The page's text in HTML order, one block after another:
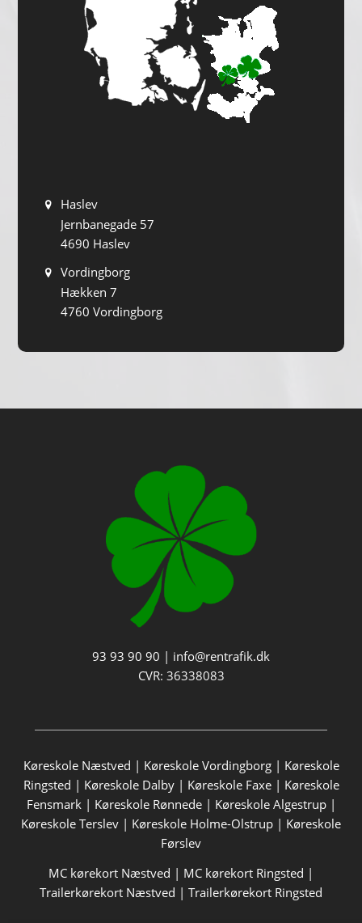
Haslev
Jernbanegade 57
4690 Haslev
Vordingborg
Hækken 7
4760 Vordingborg
93 93 90 90 | info@rentrafik.dk
CVR: 36338083
Køreskole Næstved | Køreskole Vordingborg| Køreskole
Ringsted | Køreskole Dalby| Køreskole Faxe| Køreskole
Fensmark| Køreskole Rønnede| Køreskole Algestrup|
Køreskole Terslev | Køreskole Holme-Olstrup | Køreskole
Førslev
MC kørekort Næstved | MC kørekort Ringsted |
Trailerkørekort Næstved | Trailerkørekort Ringsted